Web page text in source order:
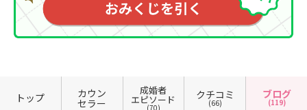
トップ カウン
セラー
成婚者
エピソード
(70)
クチコミ
(66)
ブログ
(119)